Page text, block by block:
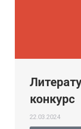
конкурс
22.03.2024